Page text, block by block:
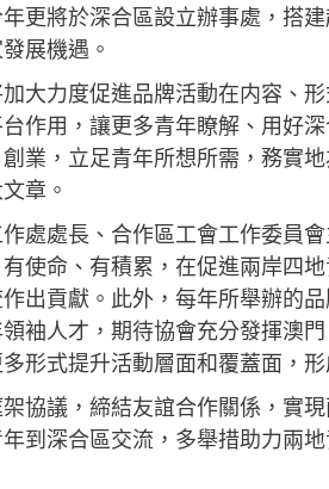
更將於深合區設立辦事處，搭
展機遇。
大力度促進品牌活動在内容、
作用，讓更多青年瞭解、用好
業，立足青年所想所需，務實
章。
處處長、合作區工會工作委員
使命、有積累，在促進兩岸四
出貢獻。此外，每年所舉辦的
袖人才，期待協會充分發揮澳
形式提升活動層面和覆蓋面，形
協議，締結友誼合作關係，實
到深合區交流，多舉措助力兩